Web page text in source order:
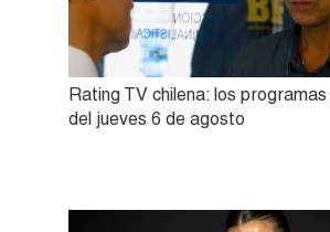
Rating TV chilena: los
del jueves 6 de agosto